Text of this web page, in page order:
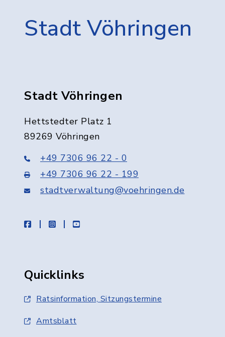
Stadt Vöhringen
Stadt Vöhringen
Hettstedter Platz 1
89269 Vöhringen
+49 7306 96 22 - 0
+49 7306 96 22 - 199
stadtverwaltung@voehringen.de
facebookinstagramyoutube
Quicklinks
Ratsinformation, Sitzungstermine
Amtsblatt